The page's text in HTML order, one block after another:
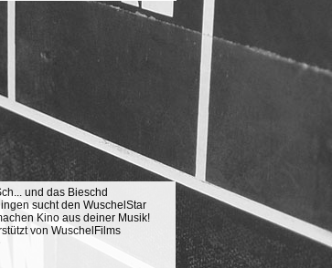
und das Bieschd
sucht den WuschelStar
Kino aus deiner Musik!
von WuschelFilms